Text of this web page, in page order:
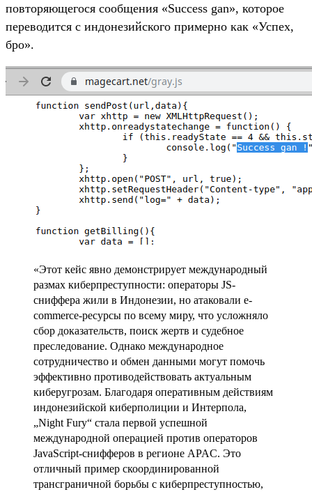
повторяющегося сообщения «Success gan», которое
переводится с индонезийского примерно как «Успех,
бро».
«Этот кейс явно демонстрирует международный
размах киберпреступности: операторы JS-
сниффера жили в Индонезии, но атаковали e-
commerсе-ресурсы по всему миру, что усложняло
сбор доказательств, поиск жертв и судебное
преследование. Однако международное
сотрудничество и обмен данными могут помочь
эффективно противодействовать актуальным
киберугрозам. Благодаря оперативным действиям
индонезийской киберполиции и Интерпола,
„Night Fury“ стала первой успешной
международной операцией против операторов
JavaScript-снифферов в регионе APAC. Это
отличный пример скоординированной
трансграничной борьбы с киберпреступностью,